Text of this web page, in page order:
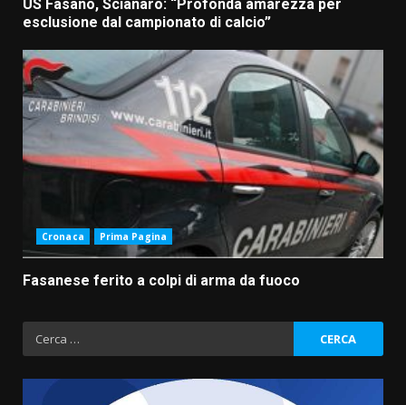
US Fasano, Scianaro: “Profonda amarezza per
esclusione dal campionato di calcio”
Cronaca Prima Pagina
Fasanese ferito a colpi di arma da fuoco
Ricerca
per: